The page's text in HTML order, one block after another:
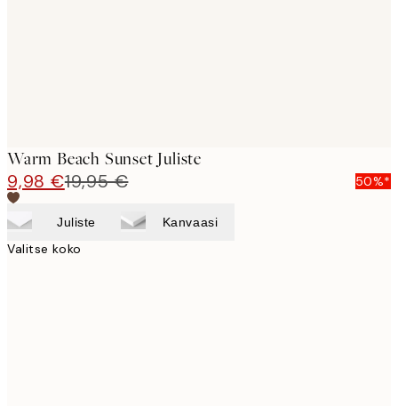
Warm Beach Sunset Juliste
9,98 €19,95 € 50%*
Juliste Kanvaasi
Valitse koko